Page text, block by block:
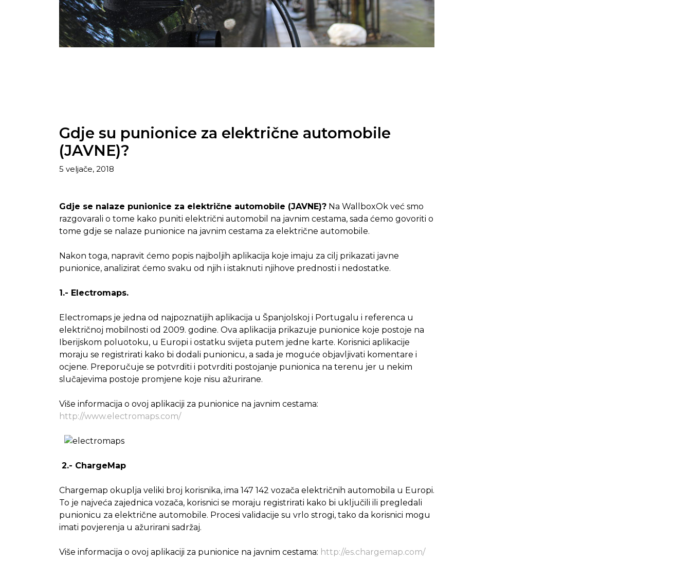
Gdje su punionice za električne automobile
(JAVNE)?
5 veljače, 2018
Gdje se nalaze punionice za električne automobile (JAVNE)?Na WallboxOk već smo
razgovarali o tome kako puniti električni automobil na javnim cestama, sada ćemo govoriti o
tome gdje se nalaze punionice na javnim cestama za električne automobile.
Nakon toga, napravit ćemo popis najboljih aplikacija koje imaju za cilj prikazati javne
punionice, analizirat ćemo svaku od njih i istaknuti njihove prednosti i nedostatke.
1.- Electromaps.
Electromaps je jedna od najpoznatijih aplikacija u Španjolskoj i Portugalu i referenca u
električnoj mobilnosti od 2009. godine. Ova aplikacija prikazuje punionice koje postoje na
Iberijskom poluotoku, u Europi i ostatku svijeta putem jedne karte. Korisnici aplikacije
moraju se registrirati kako bi dodali punionicu, a sada je moguće objavljivati komentare i
ocjene. Preporučuje se potvrditi i potvrditi postojanje punionica na terenu jer u nekim
slučajevima postoje promjene koje nisu ažurirane.
Više informacija o ovoj aplikaciji za punionice na javnim cestama:
http://www.electromaps.com/
2.- ChargeMap
Chargemap okuplja veliki broj korisnika, ima 147 142 vozača električnih automobila u Europi.
To je najveća zajednica vozača, korisnici se moraju registrirati kako bi uključili ili pregledali
punionicu za električne automobile. Procesi validacije su vrlo strogi, tako da korisnici mogu
imati povjerenja u ažurirani sadržaj.
Više informacija o ovoj aplikaciji za punionice na javnim cestama: http://es.chargemap.com/